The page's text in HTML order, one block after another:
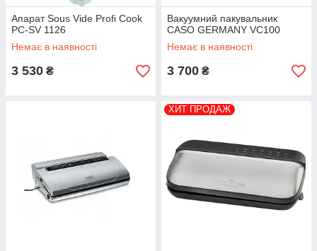
Апарат Sous Vide Profi Cook
PC-SV 1126
Немає в наявності
3 530 ₴
Вакуумний пакувальник
CASO GERMANY VC100
Немає в наявності
3 700 ₴
ХИТ ПРОДАЖ